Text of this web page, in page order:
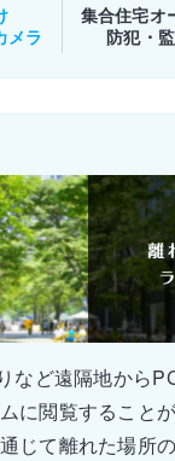
メラ
集合住宅オ
防犯・
など遠隔地から
に閲覧することが
じて離れた場所